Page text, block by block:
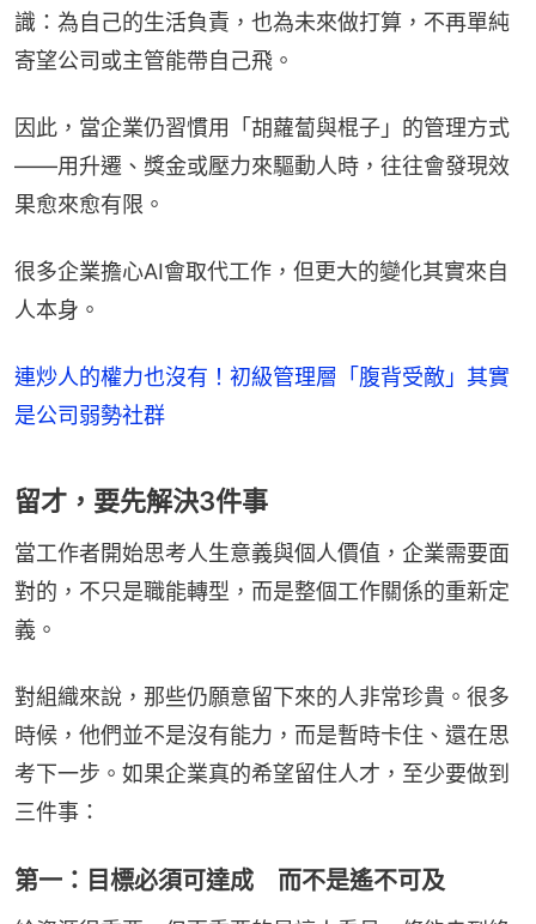
識：為自己的生活負責，也為未來做打算，不再單純
寄望公司或主管能帶自己飛。
因此，當企業仍習慣用「胡蘿蔔與棍子」的管理方式
——用升遷、獎金或壓力來驅動人時，往往會發現效
果愈來愈有限。
很多企業擔心AI會取代工作，但更大的變化其實來自
人本身。
連炒人的權力也沒有！初級管理層「腹背受敵」其實
是公司弱勢社群
留才，要先解決3件事
當工作者開始思考人生意義與個人價值，企業需要面
對的，不只是職能轉型，而是整個工作關係的重新定
義。
對組織來說，那些仍願意留下來的人非常珍貴。很多
時候，他們並不是沒有能力，而是暫時卡住、還在思
考下一步。如果企業真的希望留住人才，至少要做到
三件事：
第一：目標必須可達成 而不是遙不可及